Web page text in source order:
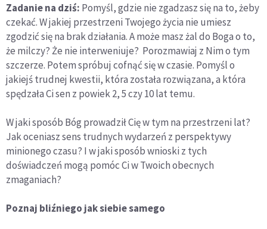
Zadanie na dziś: Pomyśl, gdzie nie zgadzasz się na to, żeby
czekać. W jakiej przestrzeni Twojego życia nie umiesz
zgodzić się na brak działania. A może masz żal do Boga o to,
że milczy? Że nie interweniuje? Porozmawiaj z Nim o tym
szczerze. Potem spróbuj cofnąć się w czasie. Pomyśl o
jakiejś trudnej kwestii, która została rozwiązana, a która
spędzała Ci sen z powiek 2, 5 czy 10 lat temu.
W jaki sposób Bóg prowadził Cię w tym na przestrzeni lat?
Jak oceniasz sens trudnych wydarzeń z perspektywy
minionego czasu? I w jaki sposób wnioski z tych
doświadczeń mogą pomóc Ci w Twoich obecnych
zmaganiach?
Poznaj bliźniego jak siebie samego